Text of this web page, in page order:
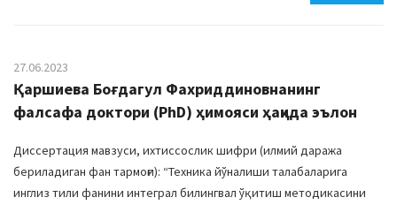
27.06.2023
Қаршиева Боғдагул Фахриддиновнанинг
фалсафа доктори (PhD) ҳимояси ҳақида эълон
Диссертация мавзуси, ихтиссослик шифри (илмий даража
бериладиган фан тармоғи): “Техника йўналиши талабаларига
инглиз тили фанини интеграл билингвал ўқитиш методикасини